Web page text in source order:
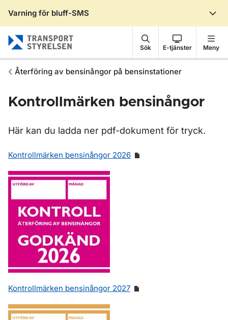
Varning för bluff-SMS
Sök E-tjänster Meny
Återföring av bensinångor på bensinstationer
Kontrollmärken bensinångor
Här kan du ladda ner pdf-dokument för tryck.
Kontrollmärken bensinångor 2026
Kontrollmärken bensinångor 2027